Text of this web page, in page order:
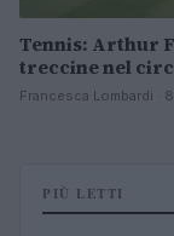
Tennis: Arthur
treccine nel
Francesca Lombardi ·
PIÙ LETTI